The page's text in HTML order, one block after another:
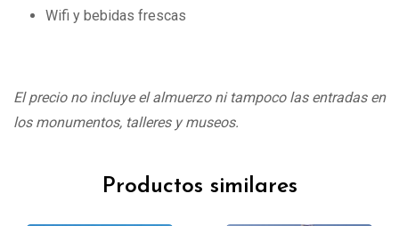
Wifi y bebidas frescas
El precio no incluye el almuerzo ni tampoco las entradas en
los monumentos, talleres y museos.
Productos similares